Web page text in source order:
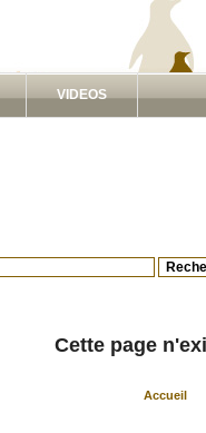
VIDEOS
Cette page
Accueil